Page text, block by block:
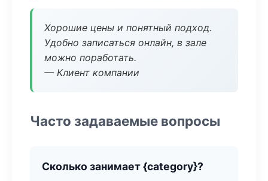
Хорошие цены и понятный подход.
Удобно записаться онлайн, в зале
можно поработать.
— Клиент компании
Часто задаваемые вопросы
Сколько занимает {category}?